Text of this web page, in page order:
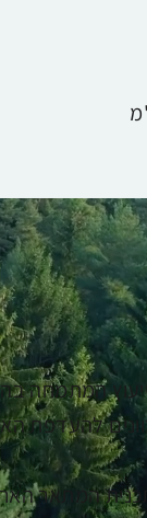
המתמחה
להעדפת